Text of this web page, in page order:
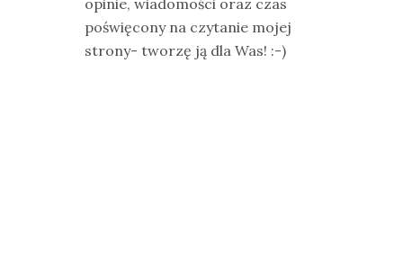
opinie, wiadomości oraz czas
poświęcony na czytanie mojej
strony- tworzę ją dla Was! :-)